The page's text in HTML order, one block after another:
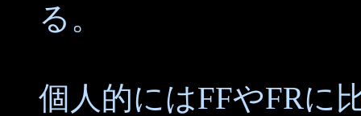
る。
個人的にはFFやFRに